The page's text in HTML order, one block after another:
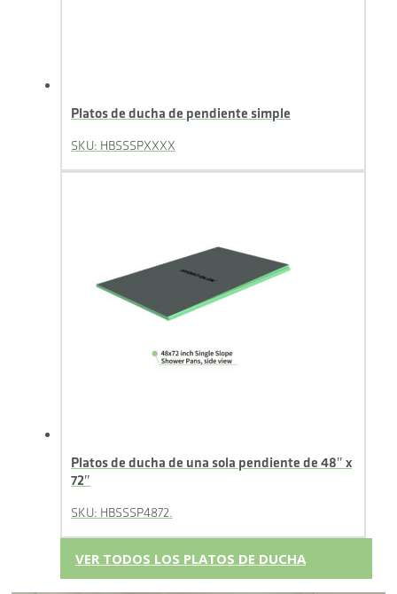
Platos de ducha de pendiente simple
SKU: HBSSSPXXXX
Platos de ducha de una sola pendiente de 48″ x
72″
SKU: HBSSSP4872.
VER TODOS LOS PLATOS DE DUCHA